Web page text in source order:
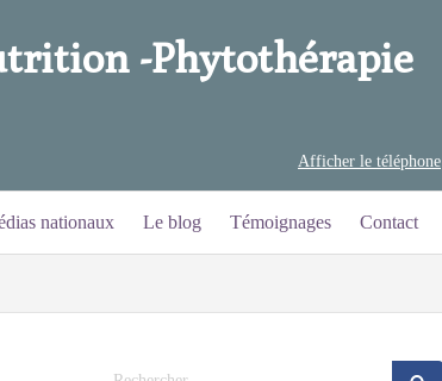
-Phytothérapie
Afficher le téléphone
nationaux Le blog Témoignages Contact
Rechercher